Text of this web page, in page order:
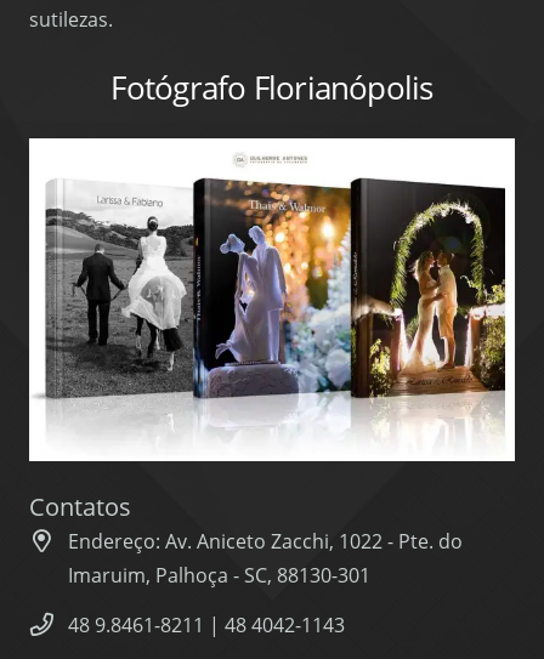
sutilezas.
Fotógrafo Florianópolis
Contatos
Endereço: Av. Aniceto Zacchi, 1022 - Pte. do
Imaruim, Palhoça - SC, 88130-301
48 9.8461-8211 | 48 4042-1143